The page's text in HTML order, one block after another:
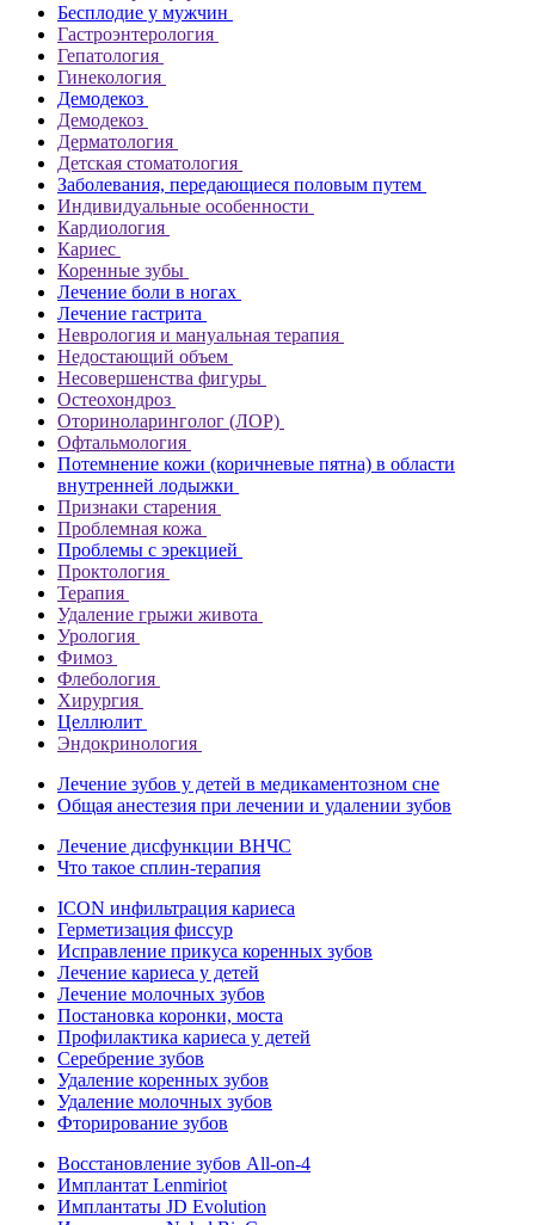
Бесплодие у мужчин
Гастроэнтерология
Гепатология
Гинекология
Демодекоз
Демодекоз
Дерматология
Детская стоматология
Заболевания, передающиеся половым путем
Индивидуальные особенности
Кардиология
Кариес
Коренные зубы
Лечение боли в ногах
Лечение гастрита
Неврология и мануальная терапия
Недостающий объем
Несовершенства фигуры
Остеохондроз
Оториноларинголог (ЛОР)
Офтальмология
Потемнение кожи (коричневые пятна) в области
внутренней лодыжки
Признаки старения
Проблемная кожа
Проблемы с эрекцией
Проктология
Терапия
Удаление грыжи живота
Урология
Фимоз
Флебология
Хирургия
Целлюлит
Эндокринология
Лечение зубов у детей в медикаментозном сне
Общая анестезия при лечении и удалении зубов
Лечение дисфункции ВНЧС
Что такое сплин-терапия
ICON инфильтрация кариеса
Герметизация фиссур
Исправление прикуса коренных зубов
Лечение кариеса у детей
Лечение молочных зубов
Постановка коронки, моста
Профилактика кариеса у детей
Серебрение зубов
Удаление коренных зубов
Удаление молочных зубов
Фторирование зубов
Восстановление зубов All‑on‑4
Имплантат Lenmiriot
Имплантаты JD Evolution